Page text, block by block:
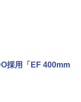
採用「EF 400mm